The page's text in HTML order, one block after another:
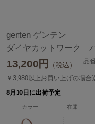
genten ゲンテン
ダイヤカットワーク
13,200 円 （税込） 品
￥3,980以上お買い上げの場合
8月10日に出荷予定
カラー 在庫